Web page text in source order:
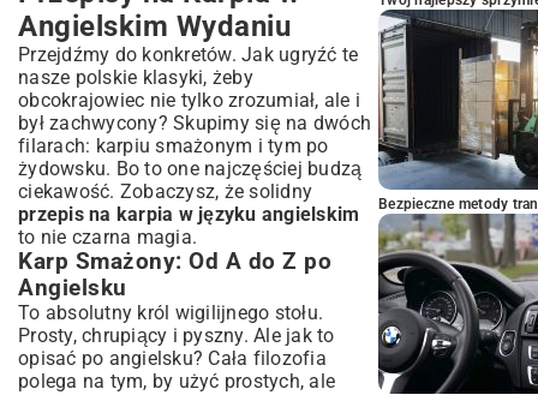
Angielskim Wydaniu
Przejdźmy do konkretów. Jak ugryźć te
nasze polskie klasyki, żeby
obcokrajowiec nie tylko zrozumiał, ale i
był zachwycony? Skupimy się na dwóch
filarach: karpiu smażonym i tym po
żydowsku. Bo to one najczęściej budzą
ciekawość. Zobaczysz, że solidny
przepis na karpia w języku angielskim
to nie czarna magia.
Karp Smażony: Od A do Z po
Angielsku
To absolutny król wigilijnego stołu.
Prosty, chrupiący i pyszny. Ale jak to
opisać po angielsku? Cała filozofia
polega na tym, by użyć prostych, ale
Bezpieczne metody